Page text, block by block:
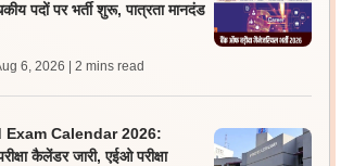
पदों पर भर्ती शुरू, पात्रता मानदंड
6, 2026 | 2 mins read
Exam Calendar 2026:
कैलेंडर जारी, एईओ परीक्षा